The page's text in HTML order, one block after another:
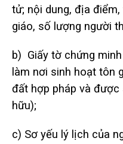
tử; nội dung, địa
giáo, số lượng người
b) Giấy tờ chứng
làm nơi sinh hoạt tôn
đất hợp pháp và
hữu);
c) Sơ yếu lý lịch của